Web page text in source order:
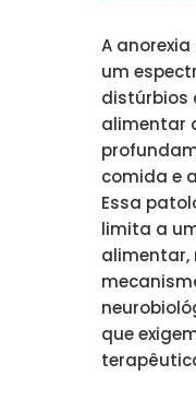
A
um
distúrbios
alimentar
comida e
Essa
limita a
alimentar,
que